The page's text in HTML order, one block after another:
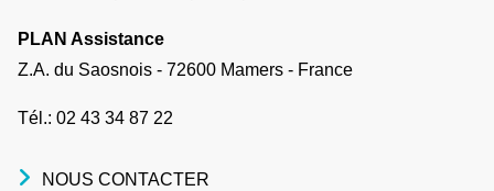
PLAN Assistance
Z.A. du Saosnois - 72600 Mamers - France
Tél.: 02 43 34 87 22
NOUS CONTACTER